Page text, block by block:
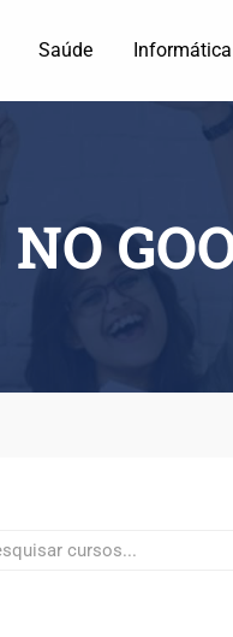
Saúde Informática